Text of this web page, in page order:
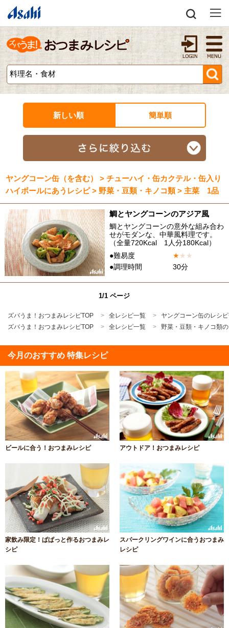
新しい順 簡単順
ヤングコーン缶（を含む） > チューハイ・缶カクテル・缶入り
ハイボールにあうレシピ > 野菜・豆類・キノコ類 > 主菜 1品
鯛とヤングコーンのアジア風
鯛とヤングコーンの意外な組み合わ
せがモダンな、中華風料理です。
（全量720Kcal 1人分180Kcal）
●難易度
★★ ★
●調理時間
30分
1/1 ページ
ズバうま！おつまみレシピTOP 全レシピ一覧
ヤングコーン缶のレシ
ズバうま！おつまみレシピTOP
全レシピ一覧 野菜・豆類・キノコ類
今月のおすすめ 特集レシピ
ビールに合う！おつまみレシピ アウトドア！おつまみレシピ
家飲み限定！ぱぱっと作るおつまみレ
シピ
スパークリングワインに合うおつまみ
レシピ